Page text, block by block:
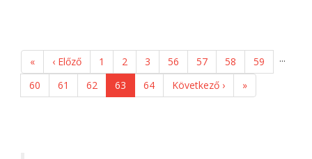
« ‹ Előző 1 2 3 ...
56 57 58
59
60
61 62 63 64 Következő › »